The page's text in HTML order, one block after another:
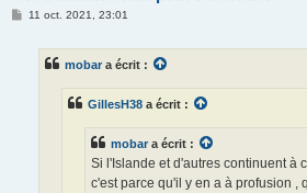
M
11 oct. 2021, 23:01
mobar a écrit :
GillesH38 a écrit :
mobar a écrit :
Si l'Islande et d'autres continuent à
c'est parce qu'il y en a à profusion ,